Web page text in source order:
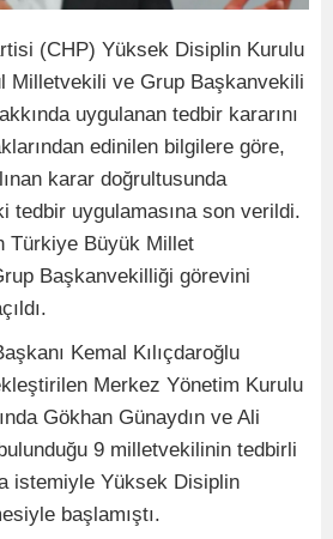
(CHP) Yüksek Disiplin Kurulu
Milletvekili ve Grup Başkanvekili
uygulanan tedbir kararını
edinilen bilgilere göre,
karar doğrultusunda
tedbir uygulamasına son verildi.
Türkiye Büyük Millet
Başkanvekilliği görevini
Kemal Kılıçdaroğlu
Merkez Yönetim Kurulu
Gökhan Günaydın ve Ali
9 milletvekilinin tedbirli
istemiyle Yüksek Disiplin
başlamıştı.